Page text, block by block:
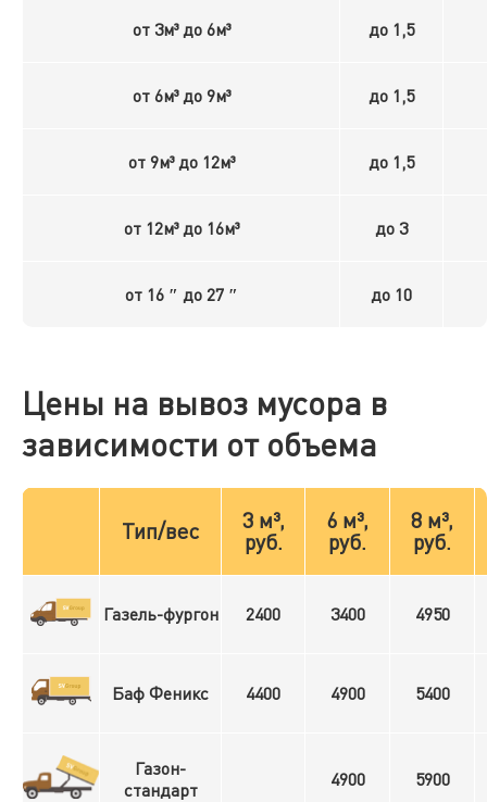
от 3м³ до 6м³ до 1,5
от 6м³ до 9м³ до 1,5
от 9м³ до 12м³ до 1,5
от 12м³ до 16м³ до 3
от 16 ″ до 27 ″ до 10
Цены на вывоз мусора в
зависимости от объема
Тип/вес
3 м³,
руб.
6 м³,
руб.
8 м³,
руб.
Газель-фургон 2400 3400 4950
Баф Феникс 4400 4900 5400
Газон-
стандарт
4900 5900